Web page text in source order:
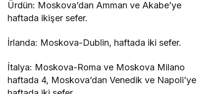
Ürdün: Moskova’dan Amman ve Akabe’ye
haftada ikişer sefer.
İrlanda: Moskova-Dublin, haftada iki sefer.
İtalya: Moskova-Roma ve Moskova Milano
haftada 4, Moskova’dan Venedik ve Napoli’ye